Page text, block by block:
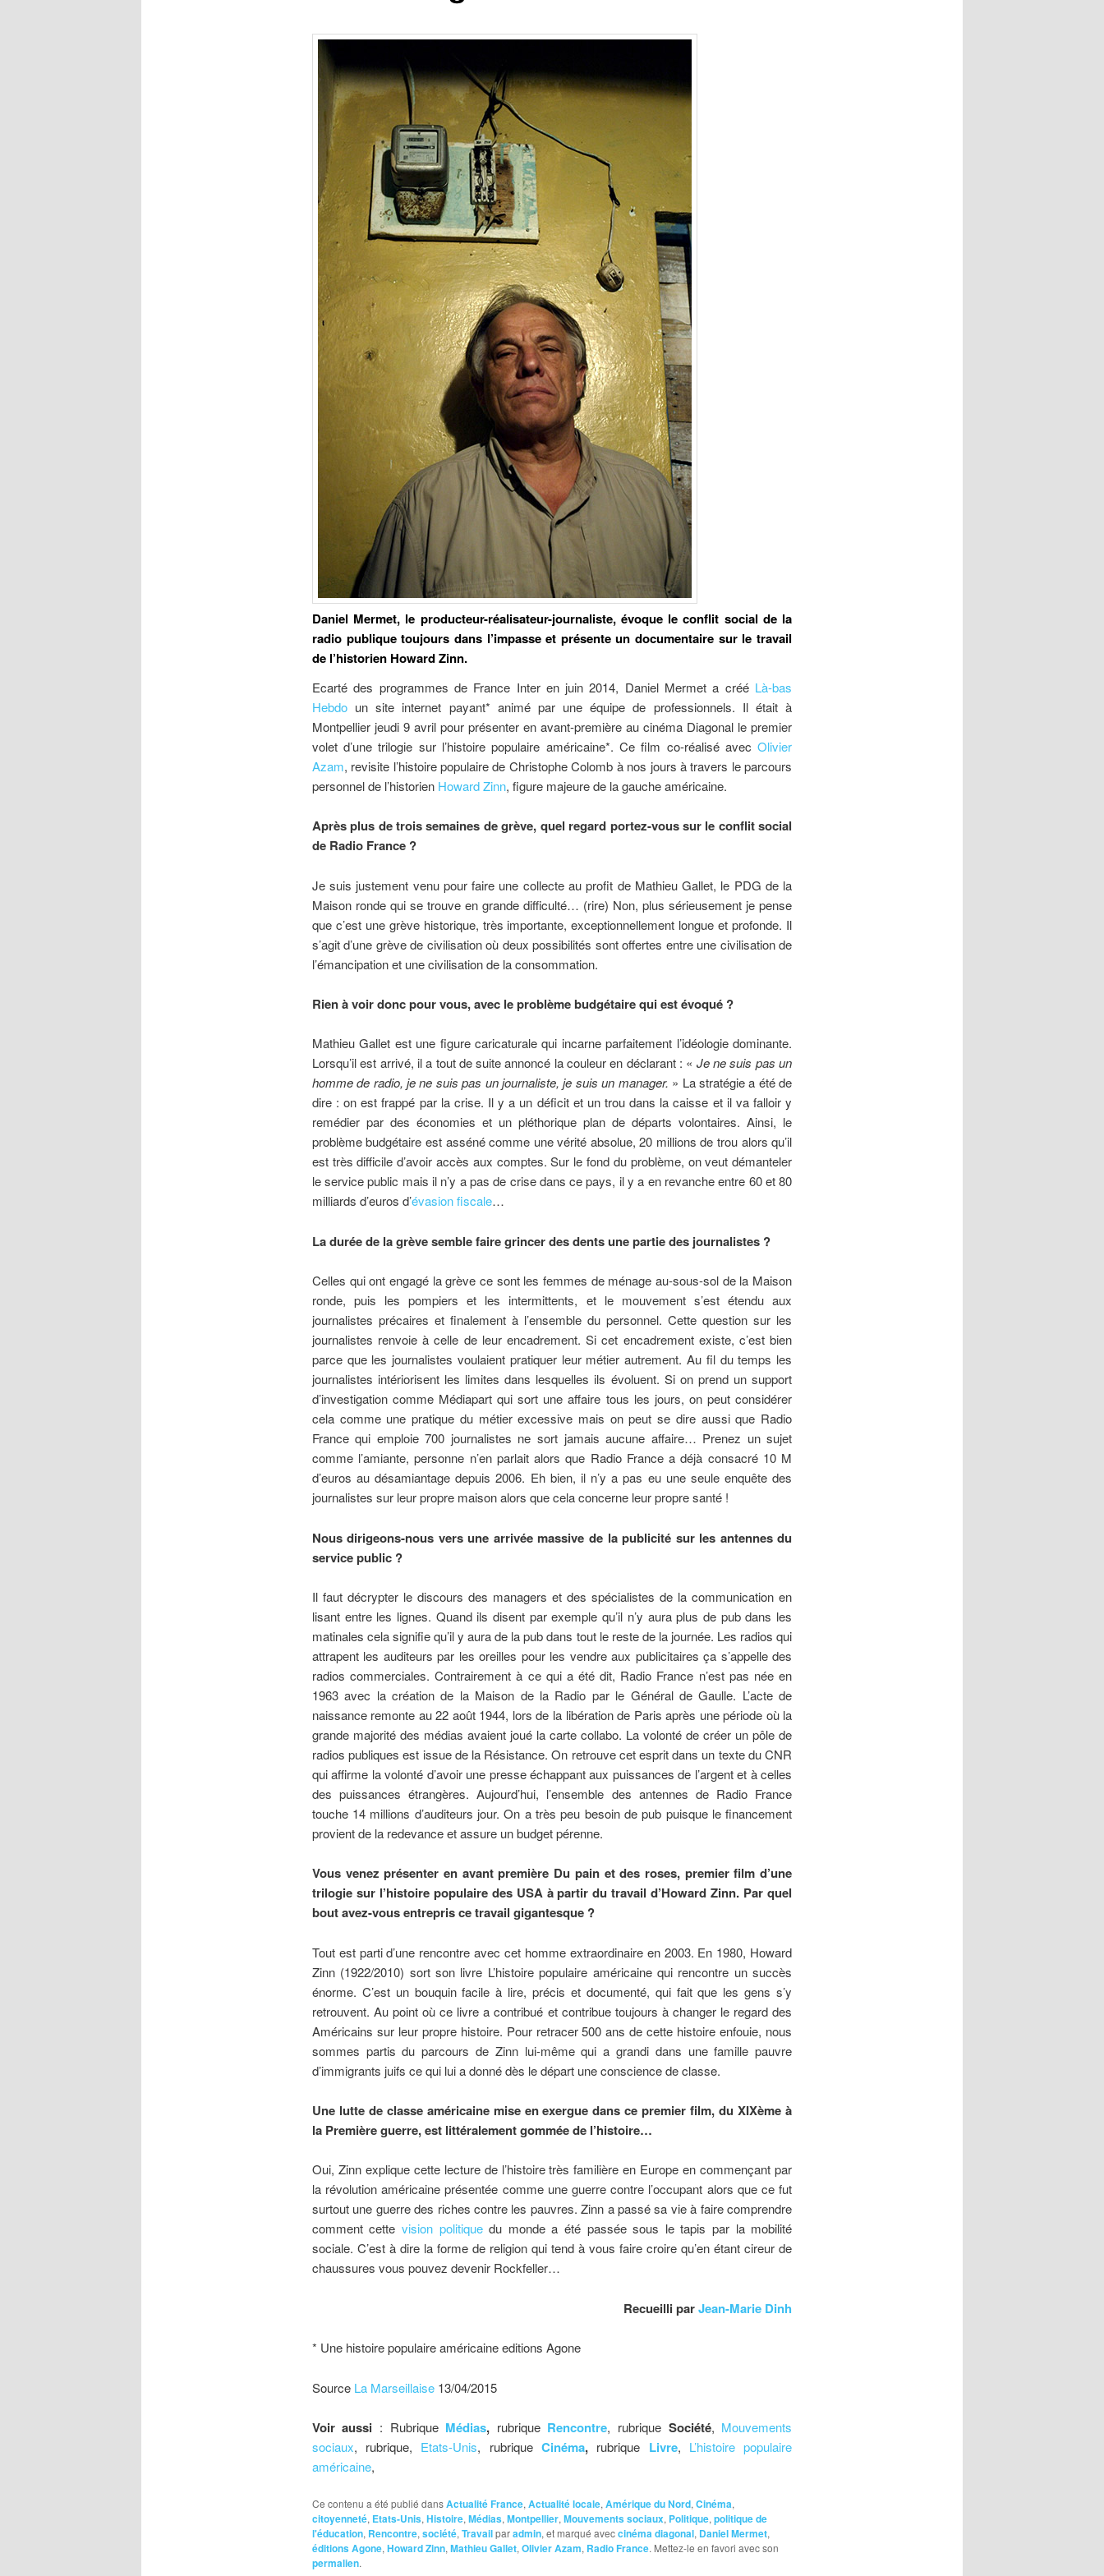
Daniel Mermet, le producteur-réalisateur-journaliste, évoque le conflit social de la
radio publique toujours dans l’impasse et présente un documentaire sur le travail
de l’historien Howard Zinn.
Ecarté des programmes de France Inter en juin 2014, Daniel Mermet a créé Là-bas
Hebdoun site internet payant* animé par une équipe de professionnels. Il était à
Montpellier jeudi 9 avril pour présenter en avant-première au cinéma Diagonal le premier
volet d’une trilogie sur l’histoire populaire américaine*. Ce film co-réalisé avecOlivier
Azam, revisite l’histoire populaire de Christophe Colomb à nos jours à travers le parcours
personnel de l’historien Howard Zinn, figure majeure de la gauche américaine.
Après plus de trois semaines de grève, quel regard portez-vous sur le conflit social
de Radio France ?
Je suis justement venu pour faire une collecte au profit de Mathieu Gallet, le PDG de la
Maison ronde qui se trouve en grande difficulté… (rire) Non, plus sérieusement je pense
que c’est une grève historique, très importante, exceptionnellement longue et profonde. Il
s’agit d’une grève de civilisation où deux possibilités sont offertes entre une civilisation de
l’émancipation et une civilisation de la consommation.
Rien à voir donc pour vous, avec le problème budgétaire qui est évoqué ?
Mathieu Gallet est une figure caricaturale qui incarne parfaitement l’idéologie dominante.
Lorsqu’il est arrivé, il a tout de suite annoncé la couleur en déclarant : « Je ne suis pas un
homme de radio, je ne suis pas un journaliste, je suis un manager. » La stratégie a été de
dire : on est frappé par la crise. Il y a un déficit et un trou dans la caisse et il va falloir y
remédier par des économies et un pléthorique plan de départs volontaires. Ainsi, le
problème budgétaire est asséné comme une vérité absolue, 20 millions de trou alors qu’il
est très difficile d’avoir accès aux comptes. Sur le fond du problème, on veut démanteler
le service public mais il n’y a pas de crise dans ce pays, il y a en revanche entre 60 et 80
milliards d’euros d’évasion fiscale…
La durée de la grève semble faire grincer des dents une partie des journalistes ?
Celles qui ont engagé la grève ce sont les femmes de ménage au-sous-sol de la Maison
ronde, puis les pompiers et les intermittents, et le mouvement s’est étendu aux
journalistes précaires et finalement à l’ensemble du personnel. Cette question sur les
journalistes renvoie à celle de leur encadrement. Si cet encadrement existe, c’est bien
parce que les journalistes voulaient pratiquer leur métier autrement. Au fil du temps les
journalistes intériorisent les limites dans lesquelles ils évoluent. Si on prend un support
d’investigation comme Médiapart qui sort une affaire tous les jours, on peut considérer
cela comme une pratique du métier excessive mais on peut se dire aussi que Radio
France qui emploie 700 journalistes ne sort jamais aucune affaire… Prenez un sujet
comme l’amiante, personne n’en parlait alors que Radio France a déjà consacré 10 M
d’euros au désamiantage depuis 2006. Eh bien, il n’y a pas eu une seule enquête des
journalistes sur leur propre maison alors que cela concerne leur propre santé !
Nous dirigeons-nous vers une arrivée massive de la publicité sur les antennes du
service public ?
Il faut décrypter le discours des managers et des spécialistes de la communication en
lisant entre les lignes. Quand ils disent par exemple qu’il n’y aura plus de pub dans les
matinales cela signifie qu’il y aura de la pub dans tout le reste de la journée. Les radios qui
attrapent les auditeurs par les oreilles pour les vendre aux publicitaires ça s’appelle des
radios commerciales. Contrairement à ce qui a été dit, Radio France n’est pas née en
1963 avec la création de la Maison de la Radio par le Général de Gaulle. L’acte de
naissance remonte au 22 août 1944, lors de la libération de Paris après une période où la
grande majorité des médias avaient joué la carte collabo. La volonté de créer un pôle de
radios publiques est issue de la Résistance. On retrouve cet esprit dans un texte du CNR
qui affirme la volonté d’avoir une presse échappant aux puissances de l’argent et à celles
des puissances étrangères. Aujourd’hui, l’ensemble des antennes de Radio France
touche 14 millions d’auditeurs jour. On a très peu besoin de pub puisque le financement
provient de la redevance et assure un budget pérenne.
Vous venez présenter en avant première Du pain et des roses, premier film d’une
trilogie sur l’histoire populaire des USA à partir du travail d’Howard Zinn. Par quel
bout avez-vous entrepris ce travail gigantesque ?
Tout est parti d’une rencontre avec cet homme extraordinaire en 2003. En 1980, Howard
Zinn (1922/2010) sort son livre L’histoire populaire américaine qui rencontre un succès
énorme. C’est un bouquin facile à lire, précis et documenté, qui fait que les gens s’y
retrouvent. Au point où ce livre a contribué et contribue toujours à changer le regard des
Américains sur leur propre histoire. Pour retracer 500 ans de cette histoire enfouie, nous
sommes partis du parcours de Zinn lui-même qui a grandi dans une famille pauvre
d’immigrants juifs ce qui lui a donné dès le départ une conscience de classe.
Une lutte de classe américaine mise en exergue dans ce premier film, du XIXème à
la Première guerre, est littéralement gommée de l’histoire…
Oui, Zinn explique cette lecture de l’histoire très familière en Europe en commençant par
la révolution américaine présentée comme une guerre contre l’occupant alors que ce fut
surtout une guerre des riches contre les pauvres. Zinn a passé sa vie à faire comprendre
comment cettevision politiquedu monde a été passée sous le tapis par la mobilité
sociale. C’est à dire la forme de religion qui tend à vous faire croire qu’en étant cireur de
chaussures vous pouvez devenir Rockfeller…
Recueilli parJean-Marie Dinh
* Une histoire populaire américaine editions Agone
Source La Marseillaise13/04/2015
Voir aussi : Rubrique Médias, rubrique Rencontre, rubrique Société, Mouvements
sociaux, rubrique, Etats-Unis, rubriqueCinéma, rubrique Livre, L’histoire populaire
américaine,
Ce contenu a été publié dansActualité France, Actualité locale, Amérique du Nord, Cinéma,
citoyenneté, Etats-Unis, Histoire, Médias, Montpellier, Mouvements sociaux, Politique, politique de
l'éducation, Rencontre, société, Travailparadmin, et marqué aveccinéma diagonal, Daniel Mermet,
éditions Agone, Howard Zinn, Mathieu Gallet, Olivier Azam, Radio France. Mettez-le en favori avec son
permalien.